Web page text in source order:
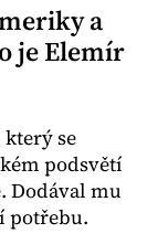
a
je Elemír
se
podsvětí
Dodával mu
potřebu.